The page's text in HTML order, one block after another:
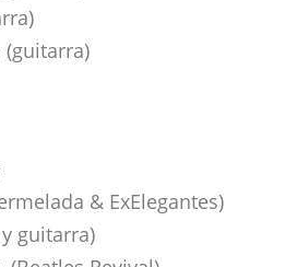
(guitarra)
& ExElegantes)
guitarra)